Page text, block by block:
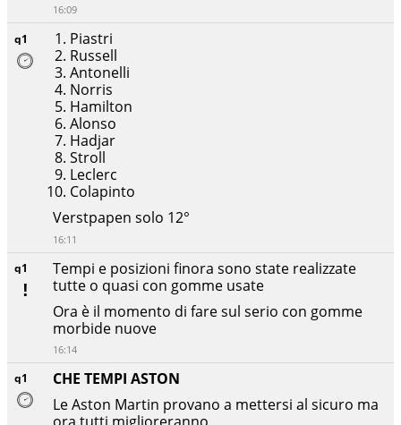
q1
CHE TEMPI ASTON
Le Aston Martin provano a mettersi al sicuro ma
q1
Tempi e posizioni finora sono state realizzate
tutte o quasi con gomme usate
Ora è il momento di fare sul serio con gomme
morbide nuove
16:14
q1
Piastri
Russell
Antonelli
Norris
Hamilton
Alonso
Hadjar
Stroll
Leclerc
Colapinto
Verstpapen solo 12°
16:11
16:09